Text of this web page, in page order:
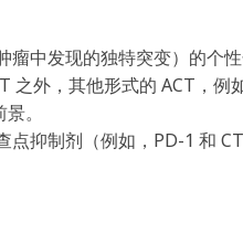
中发现的独特突变）的个
之外，其他形式的 ACT，
。
点抑制剂（例如，PD-1 和